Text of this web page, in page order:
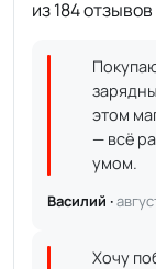
из 184 отзывов
этом
— всё
умом.
Василий ·
Хочу